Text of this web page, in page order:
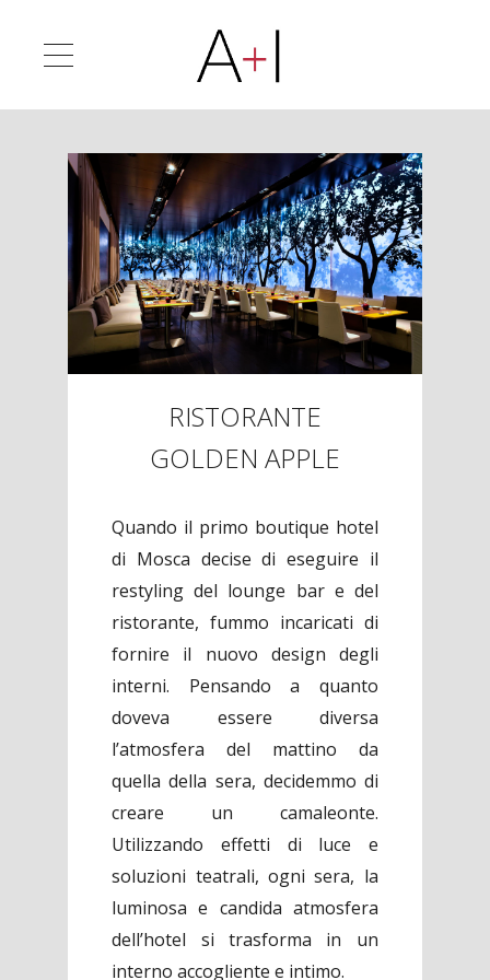
RISTORANTE
GOLDEN APPLE
Quando il primo boutique hotel
di Mosca decise di eseguire il
restyling del lounge bar e del
ristorante, fummo incaricati di
fornire il nuovo design degli
interni. Pensando a quanto
doveva essere diversa
l’atmosfera del mattino da
quella della sera, decidemmo di
creare un camaleonte.
Utilizzando effetti di luce e
soluzioni teatrali, ogni sera, la
luminosa e candida atmosfera
dell’hotel si trasforma in un
interno accogliente e intimo.